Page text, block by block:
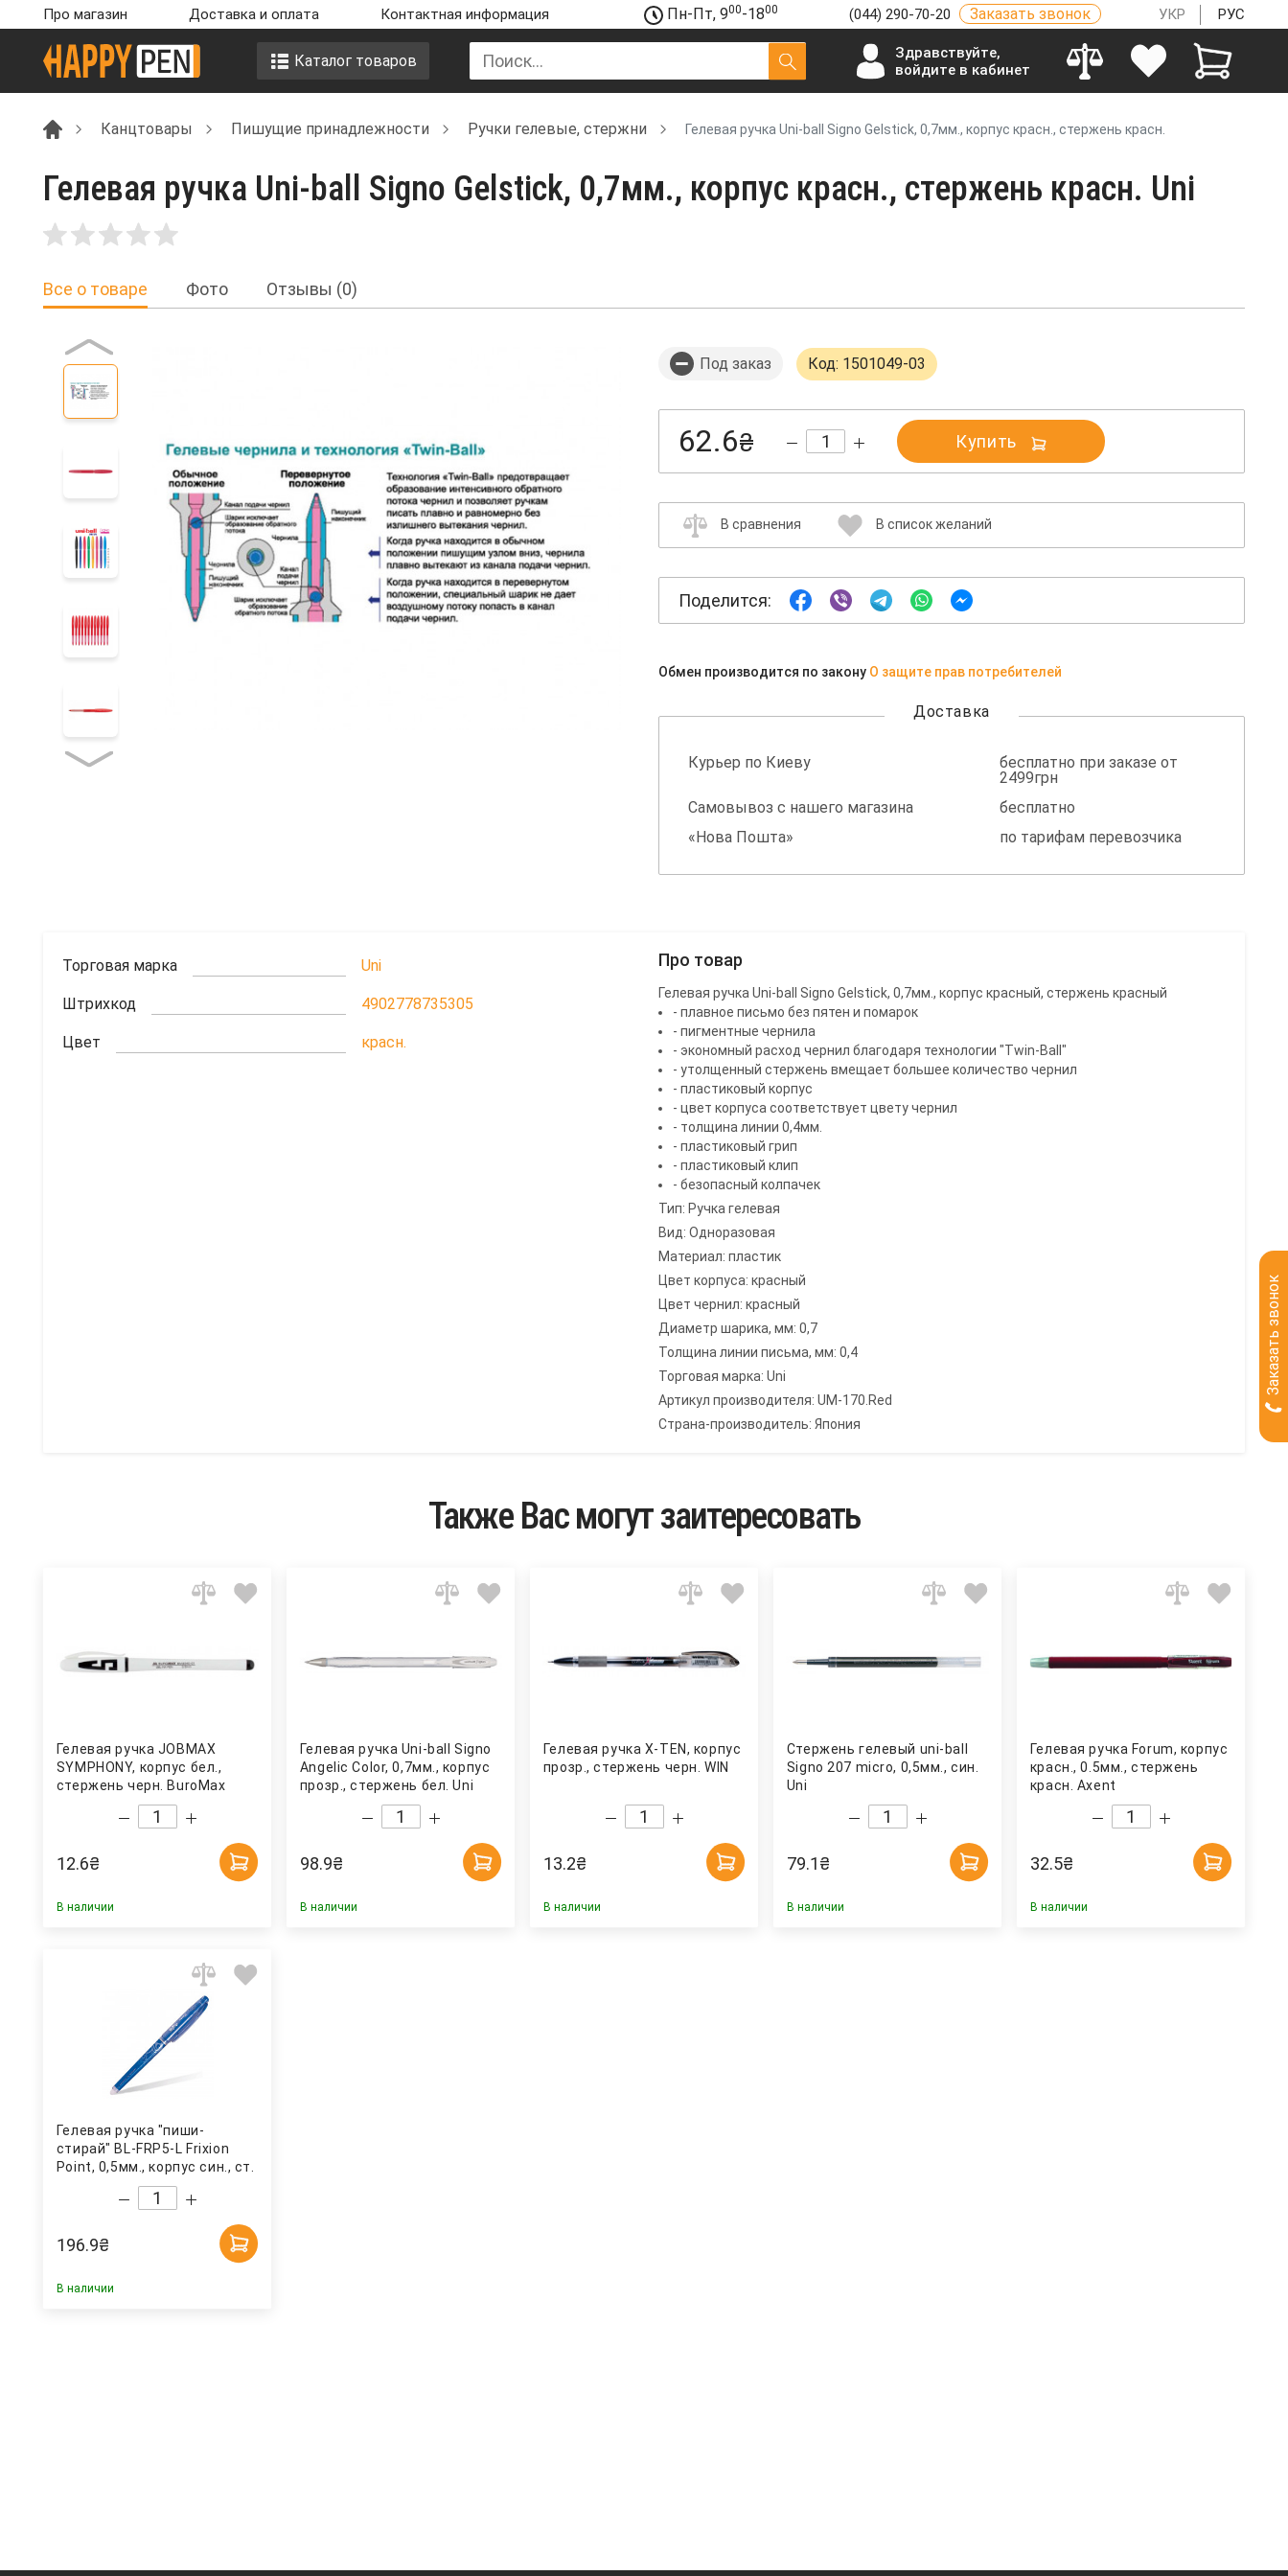
Про магазин Доставка и оплата Контактная информация Пн-Пт, 900-1800 (044) 290-70-20 Заказать звонок УКР РУС
Каталог товаров
Здравствуйте,
войдите в кабинет
Канцтовары Пишущие принадлежности Ручки гелевые, стержни Гелевая ручка Uni-ball Signo Gelstick, 0,7мм., корпус красн., стержень красн.
Гелевая ручка Uni-ball Signo Gelstick, 0,7мм., корпус красн., стержень красн. Uni
Все о товаре Фото Отзывы (0)
Под заказ Код: 1501049-03
62.6₴ Купить
В сравнения В список желаний
Поделится:
Обмен производится по закону О защите прав потребителей
Доставка
Курьер по Киеву
бесплатно при заказе от
2499грн
Самовывоз с нашего магазина
бесплатно
«Нова Пошта»
по тарифам перевозчика
Торговая марка Uni
Штрихкод 4902778735305
Цвет красн.
Про товар
Гелевая ручка Uni-ball Signo Gelstick, 0,7мм., корпус красный, стержень красный
- плавное письмо без пятен и помарок
- пигментные чернила
- экономный расход чернил благодаря технологии "Twin-Ball"
- утолщенный стержень вмещает большее количество чернил
- пластиковый корпус
- цвет корпуса соответствует цвету чернил
- толщина линии 0,4мм.
- пластиковый грип
- пластиковый клип
- безопасный колпачек
Тип: Ручка гелевая
Вид: Одноразовая
Материал: пластик
Цвет корпуса: красный
Цвет чернил: красный
Диаметр шарика, мм: 0,7
Толщина линии письма, мм: 0,4
Торговая марка: Uni
Артикул производителя: UM-170.Red
Страна-производитель: Япония
Также Вас могут заитересовать
Гелевая ручка JOBMAX
SYMPHONY, корпус бел.,
стержень черн. BuroMax
12.6₴
В наличии
Гелевая ручка Uni-ball Signo
Angelic Color, 0,7мм., корпус
прозр., стержень бел. Uni
98.9₴
В наличии
Гелевая ручка X-TEN, корпус
прозр., стержень черн. WIN
13.2₴
В наличии
Стержень гелевый uni-ball
Signo 207 micro, 0,5мм., син.
Uni
79.1₴
В наличии
Гелевая ручка Forum, корпус
красн., 0.5мм., стержень
красн. Axent
32.5₴
В наличии
Гелевая ручка "пиши-
стирай" BL-FRP5-L Frixion
Point, 0,5мм., корпус син., ст.
196.9₴
В наличии
Заказать звонок